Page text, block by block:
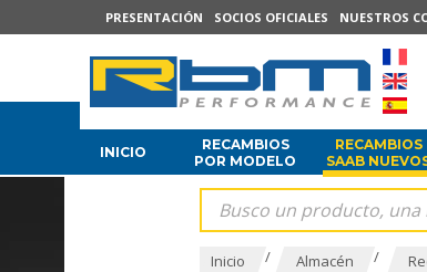
PRESENTACIÓN SOCIOS OFICIALES NUESTROS
INICIO
RECAMBIOS
POR MODELO
RECAMBIOS
SAAB
Inicio / Almacén /